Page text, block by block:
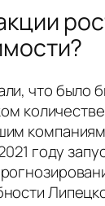
что было
количестве
году